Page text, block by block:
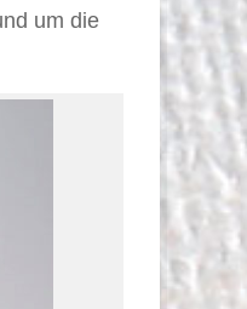
um die